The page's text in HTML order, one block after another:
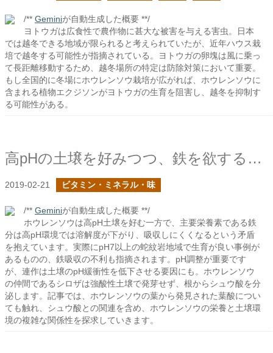
/** Geminiが自動生成した概要 **/
ヨトウガは広食性で農作物に甚大な被害を与える害虫。日本
では越冬できる地域が限られると考えられていたが、近年ハウス栽
培で越冬する可能性が指摘されている。ヨトウガの卵塊は風に乗っ
て長距離移動するため、越冬場所の特定は防除対策において重要。
もし全国的に冬場にホウレンソウ栽培が広がれば、ホウレンソウに
含まれる植物エクジソンがヨトウガの生育を阻害し、越冬を抑制す
る可能性がある。
高pHの土壌を好みつつ、鉄を欲するホウレンソウ
2019-02-21 ビタミン・ミネラル・味
/** Geminiが自動生成した概要 **/
ホウレンソウは高pH土壌を好む一方で、主要栄養素である鉄
分は高pH環境では溶解度が下がり、吸収しにくくなるという矛盾
を抱えています。実際にpH7以上の蛇紋岩地域で生育が良い事例が
あるものの、鉄吸収の不利も指摘されます。pH調整が重要です
が、連作は土壌のpH緩衝性を低下させる要因にも。ホウレンソウ
の仲間であるシロザは強酸性土壌で発芽せず、根からシュウ酸を分
泌します。記事では、ホウレンソウの葉から発見された葉酸につい
ても触れ、シュウ酸との関連を含め、ホウレンソウの栄養と土壌環
境の複雑な関係性を探求していきます。